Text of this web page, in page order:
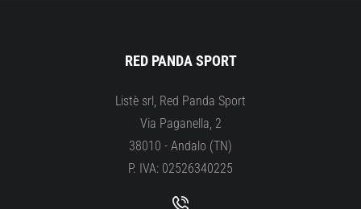
RED PANDA SPORT
Listè srl, Red Panda Sport
Via Paganella, 2
38010 - Andalo (TN)
P. IVA: 02526340225